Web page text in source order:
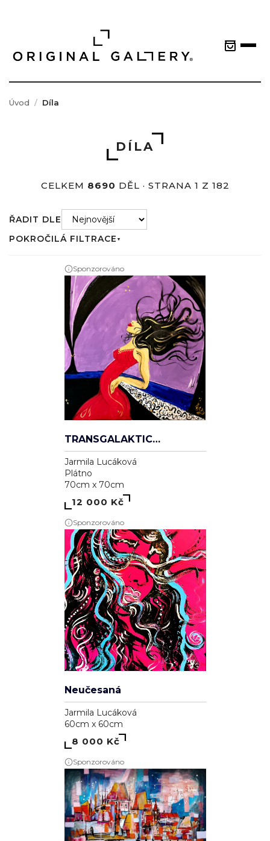
Úvod Díla
DÍLA
CELKEM 8690 DĚL · STRANA 1 Z 182
ŘADIT DLE
POKROČILÁ FILTRACE ▼
Sponzorováno
TRANSGALAKTICKÁ
Jarmila Lucáková
Plátno
70cm x 70cm
12 000 Kč
Sponzorováno
Neučesaná
Jarmila Lucáková
60cm x 60cm
8 000 Kč
Sponzorováno